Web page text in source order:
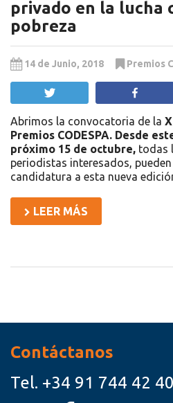
privado en la lucha
pobreza
14 de Junio, 2018 Premios
Abrimos la convocatoria de la
Premios CODESPA. Desde
próximo 15 de octubre, todas
periodistas interesados,
candidatura a esta nueva
LEER MÁS
Contáctanos
Tel. +34 91 744 42 40